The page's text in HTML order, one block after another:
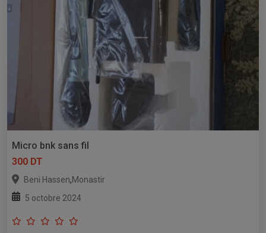
Micro bnk sans fil
300 DT
Beni Hassen,Monastir
5 octobre 2024